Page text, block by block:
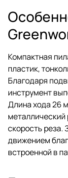
Компактная
пластик,
Благодаря
инструмент
Длина хода 26
скорость реза.
движением
встроенной в